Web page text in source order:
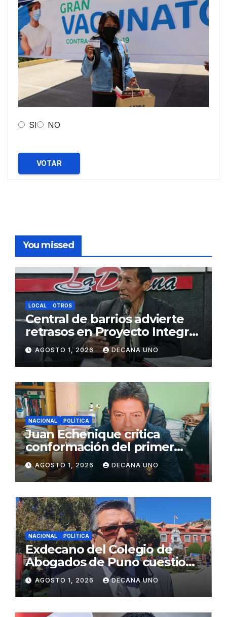
SI NO
VOTAR
You missed
LOCAL OTROS
Central de barrios advierte
retrasos en Proyecto Integral
de Agua y Alcantarillado para
Juliaca
AGOSTO 1, 2026 DECANA UNO
NACIONAL POLÍTICA
Juan Echenique critica
conformación del primer
gabinete ministerial de Keiko
Fujimori
AGOSTO 1, 2026 DECANA UNO
NACIONAL POLÍTICA
Exdecano del Colegio de
Abogados de Puno cuestiona
propuestas sobre seguridad
ciudadana
AGOSTO 1, 2026 DECANA UNO